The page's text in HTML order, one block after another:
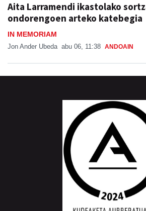
Aita Larramendi ikastolako
ondorengoen arteko katebegia
IN MEMORIAM
Jon Ander Ubeda abu 06, 11:38 ANDOAIN